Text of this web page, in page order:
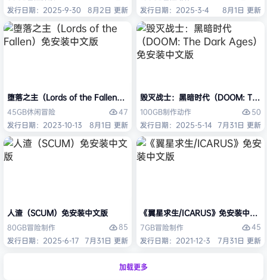
发行日期：2025-9-30
8月2日 更新
发行日期：2025-3-4
8月1日 更新
堕落之主（Lords of the Fallen）免安装中文版
45GB休闲冒险
47
发行日期：2023-10-13
8月1日 更新
毁灭战士：黑暗时代（DOOM: The
100GB制作动作
50
发行日期：2025-5-14 7月31日 更新
人渣（SCUM）免安装中文版
80GB冒险制作
85
发行日期：2025-6-17 7月31日 更新
《翼星求生/ICARUS》免安装中文版
7GB冒险制作
45
发行日期：2021-12-3
7月31日 更新
加载更多